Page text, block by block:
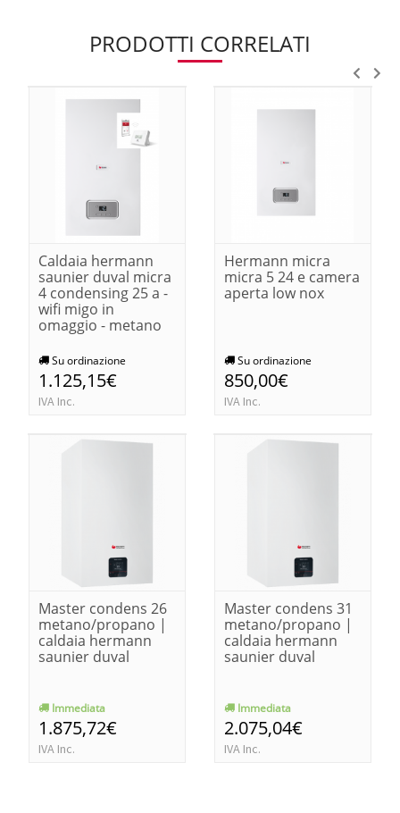
PRODOTTI CORRELATI
Caldaia hermann
saunier duval micra
4 condensing 25 a -
wifi migo in
omaggio - metano
Su ordinazione
1.125,15€
IVA Inc.
Hermann micra
micra 5 24 e camera
aperta low nox
Su ordinazione
850,00€
IVA Inc.
Master condens 26
metano/propano |
caldaia hermann
saunier duval
Immediata
1.875,72€
IVA Inc.
Master condens 31
metano/propano |
caldaia hermann
saunier duval
Immediata
2.075,04€
IVA Inc.